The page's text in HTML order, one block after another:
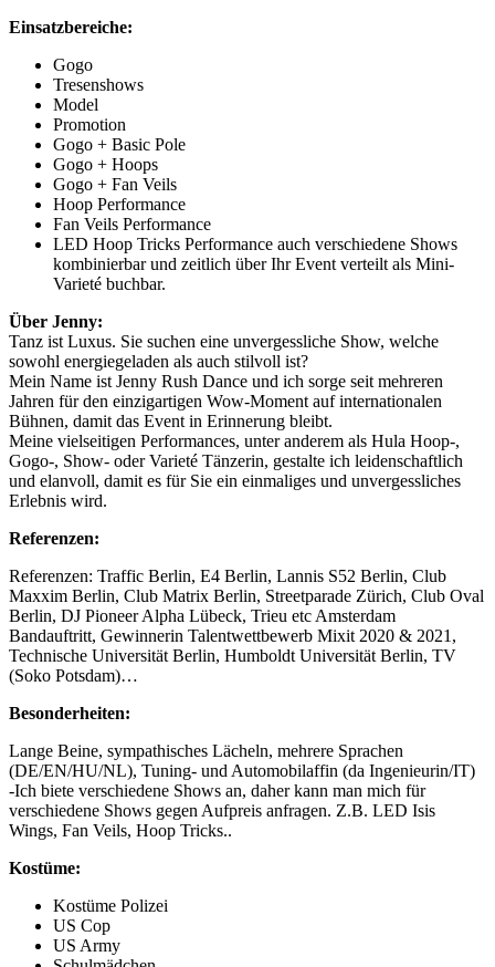
Einsatzbereiche:
Gogo
Tresenshows
Model
Promotion
Gogo + Basic Pole
Gogo + Hoops
Gogo + Fan Veils
Hoop Performance
Fan Veils Performance
LED Hoop Tricks Performance auch verschiedene Shows
kombinierbar und zeitlich über Ihr Event verteilt als Mini-
Varieté buchbar.
Über Jenny:
Tanz ist Luxus. Sie suchen eine unvergessliche Show, welche
sowohl energiegeladen als auch stilvoll ist?
Mein Name ist Jenny Rush Dance und ich sorge seit mehreren
Jahren für den einzigartigen Wow-Moment auf internationalen
Bühnen, damit das Event in Erinnerung bleibt.
Meine vielseitigen Performances, unter anderem als Hula Hoop-,
Gogo-, Show- oder Varieté Tänzerin, gestalte ich leidenschaftlich
und elanvoll, damit es für Sie ein einmaliges und unvergessliches
Erlebnis wird.
Referenzen:
Referenzen: Traffic Berlin, E4 Berlin, Lannis S52 Berlin, Club
Maxxim Berlin, Club Matrix Berlin, Streetparade Zürich, Club Oval
Berlin, DJ Pioneer Alpha Lübeck, Trieu etc Amsterdam
Bandauftritt, Gewinnerin Talentwettbewerb Mixit 2020 & 2021,
Technische Universität Berlin, Humboldt Universität Berlin, TV
(Soko Potsdam)…
Besonderheiten:
Lange Beine, sympathisches Lächeln, mehrere Sprachen
(DE/EN/HU/NL), Tuning- und Automobilaffin (da Ingenieurin/IT)
-Ich biete verschiedene Shows an, daher kann man mich für
verschiedene Shows gegen Aufpreis anfragen. Z.B. LED Isis
Wings, Fan Veils, Hoop Tricks..
Kostüme:
Kostüme Polizei
US Cop
US Army